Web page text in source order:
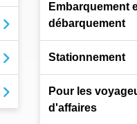
Embarquement
débarquement
Stationnement
Pour les
d'affaires